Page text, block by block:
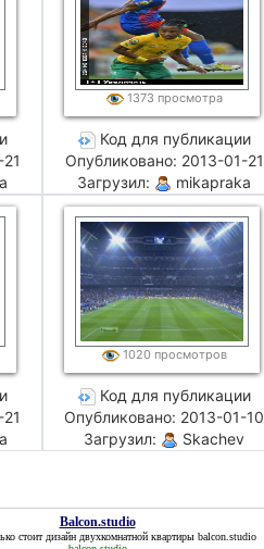
1373 просмотра
Код для публикации
Опубликовано: 2013-01-21
Загрузил:
mikapraka
1020 просмотров
Код для публикации
Опубликовано: 2013-01-10
Загрузил:
Skachev
Balcon.studio
стоит дизайн двухкомнатной квартиры balcon.studio